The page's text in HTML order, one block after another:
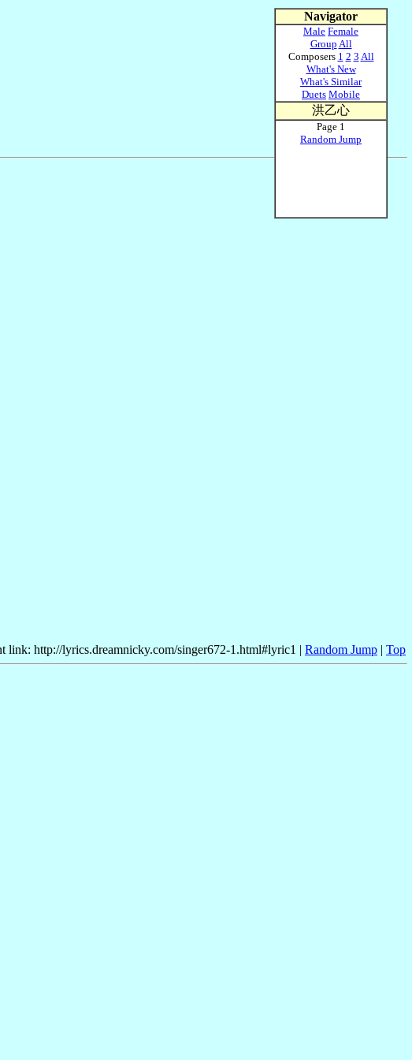
link: http://lyrics.dreamnicky.com/singer672-1.html#lyric1 | Random Jump | Top
Navigator
Male Female
Group All
Composers 1 2 3 All
What's New
What's Similar
Duets Mobile
洪乙心
Page 1
Random Jump